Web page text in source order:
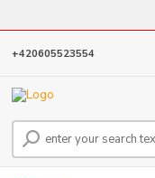
Online store open until
+420605523554